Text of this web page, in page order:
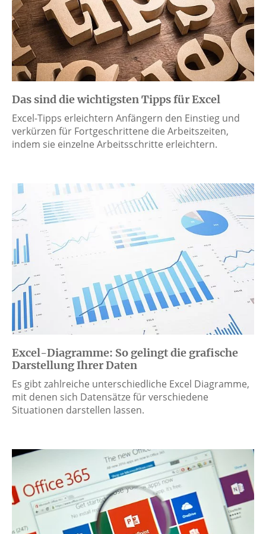
Das sind die wichtigsten Tipps für Excel
Excel-Tipps erleichtern Anfängern den Einstieg und
verkürzen für Fortgeschrittene die Arbeitszeiten,
indem sie einzelne Arbeitsschritte erleichtern.
Excel-Diagramme: So gelingt die grafische
Darstellung Ihrer Daten
Es gibt zahlreiche unterschiedliche Excel Diagramme,
mit denen sich Datensätze für verschiedene
Situationen darstellen lassen.